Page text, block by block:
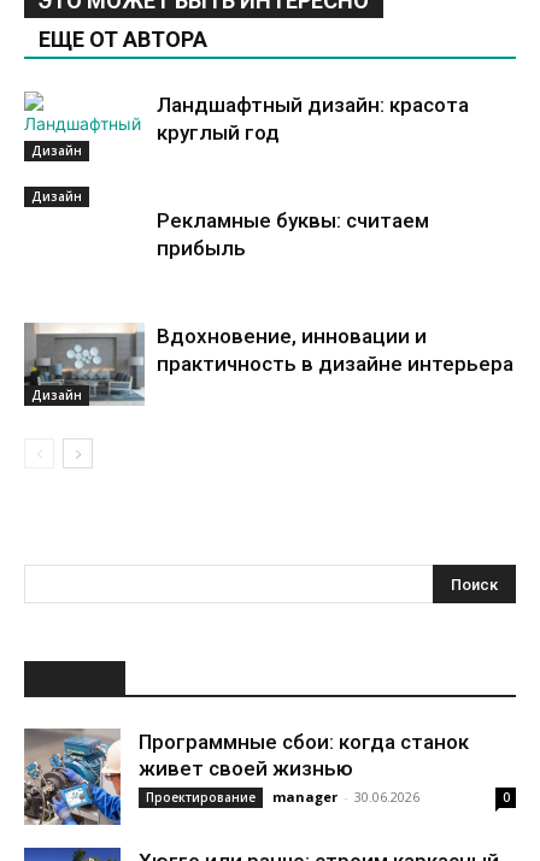
ЕЩЕ ОТ АВТОРА
Дизайн
Ландшафтный дизайн: красота
круглый год
Дизайн
Рекламные буквы: считаем
прибыль
Дизайн
Вдохновение, инновации и
практичность в дизайне интерьера
Программные сбои: когда станок
живет своей жизнью
Проектирование manager - 30.06.2026 0